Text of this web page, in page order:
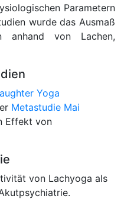
Parametern
wurde das Ausmaß
anhand von Lachen,
Yoga
Metastudie Mai
Effekt von
von Lachyoga als